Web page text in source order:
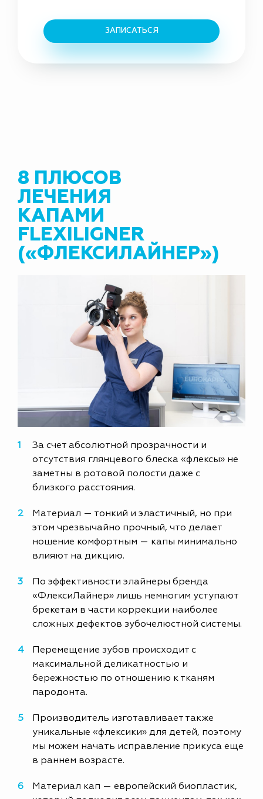
ЗАПИСАТЬСЯ
8 ПЛЮСОВ
ЛЕЧЕНИЯ
КАПАМИ
FLEXILIGNER
(«ФЛЕКСИЛАЙНЕР»)
За счет абсолютной прозрачности и
отсутствия глянцевого блеска «флексы» не
заметны в ротовой полости даже с
близкого расстояния.
Материал — тонкий и эластичный, но при
этом чрезвычайно прочный, что делает
ношение комфортным — капы минимально
влияют на дикцию.
По эффективности элайнеры бренда
«ФлексиЛайнер» лишь немногим уступают
брекетам в части коррекции наиболее
сложных дефектов зубочелюстной системы.
Перемещение зубов происходит с
максимальной деликатностью и
бережностью по отношению к тканям
пародонта.
Производитель изготавливает также
уникальные «флексики» для детей, поэтому
мы можем начать исправление прикуса еще
в раннем возрасте.
Материал кап — европейский биопластик,